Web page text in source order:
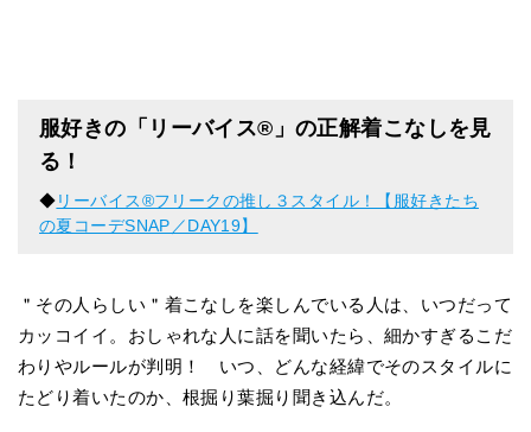
服好きの「リーバイス®︎」の正解着こなしを見
る！
◆リーバイス®フリークの推し３スタイル！【服好きたち
の夏コーデSNAP／DAY19】
＂その人らしい＂着こなしを楽しんでいる人は、いつだって
カッコイイ。おしゃれな人に話を聞いたら、細かすぎるこだ
わりやルールが判明！ いつ、どんな経緯でそのスタイルに
たどり着いたのか、根掘り葉掘り聞き込んだ。